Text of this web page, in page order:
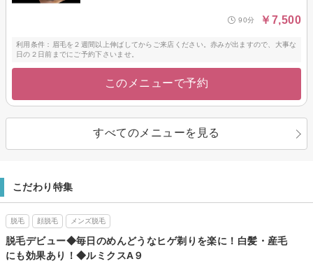
90分 ￥7,500
利用条件：眉毛を２週間以上伸ばしてからご来店ください。赤みが出ますので、大事な
日の２日前までにご予約下さいませ。
このメニューで予約
すべてのメニューを見る
こだわり特集
脱毛 顔脱毛 メンズ脱毛
脱毛デビュー◆毎日のめんどうなヒゲ剃りを楽に！白髪・産毛
にも効果あり！◆ルミクスA９